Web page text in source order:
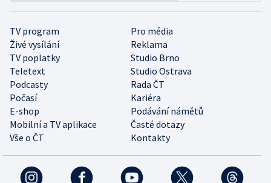
TV program
Pro média
Živé vysílání
Reklama
TV poplatky
Studio Brno
Teletext
Studio Ostrava
Podcasty
Rada ČT
Počasí
Kariéra
E-shop
Podávání námětů
Mobilní a TV aplikace
Časté dotazy
Vše o ČT
Kontakty